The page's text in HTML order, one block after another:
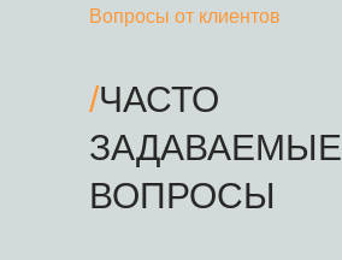
/ЧАСТО
ЗАДАВАЕМЫЕ
Вопросы от клиентов
ВОПРОСЫ